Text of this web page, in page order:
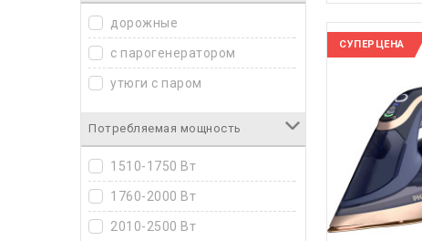
Gorenje
Grunhelm
Hotpoint-Ariston
Mystery
Panasonic
Philips
Polaris
дорожные
с парогенератором
утюги с паром
Потребляемая мощность
1510-1750 Вт
1760-2000 Вт
2010-2500 Вт
СУПЕРЦЕНА